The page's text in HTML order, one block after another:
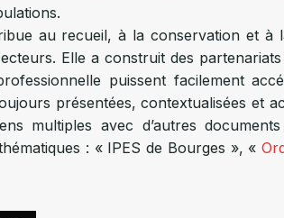
au recueil, à la conservation et
Elle a construit des
puissent facilement
présentées, contextualisées et
multiples avec d’autres
: « IPES de Bourges », «